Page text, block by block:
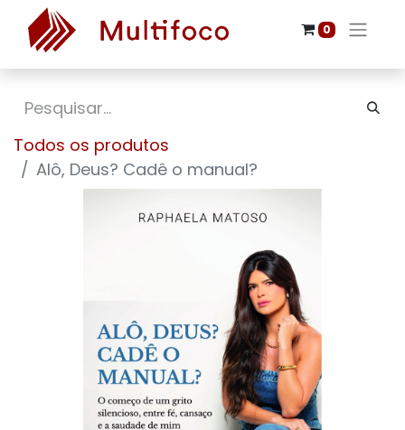
0
Todos os produtos
Alô, Deus? Cadê o manual?